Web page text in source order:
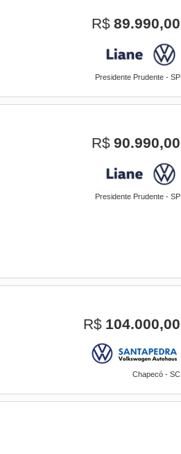
R$ 89.990,00
Presidente Prudente - SP
R$ 90.990,00
Presidente Prudente - SP
R$ 104.000,00
Chapecó - SC